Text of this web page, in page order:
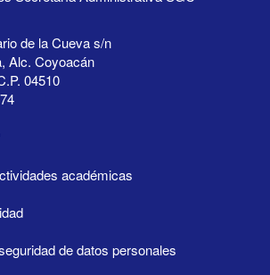
de la Cueva s/n
Alc. Coyoacán
04510
académicas
de datos personales